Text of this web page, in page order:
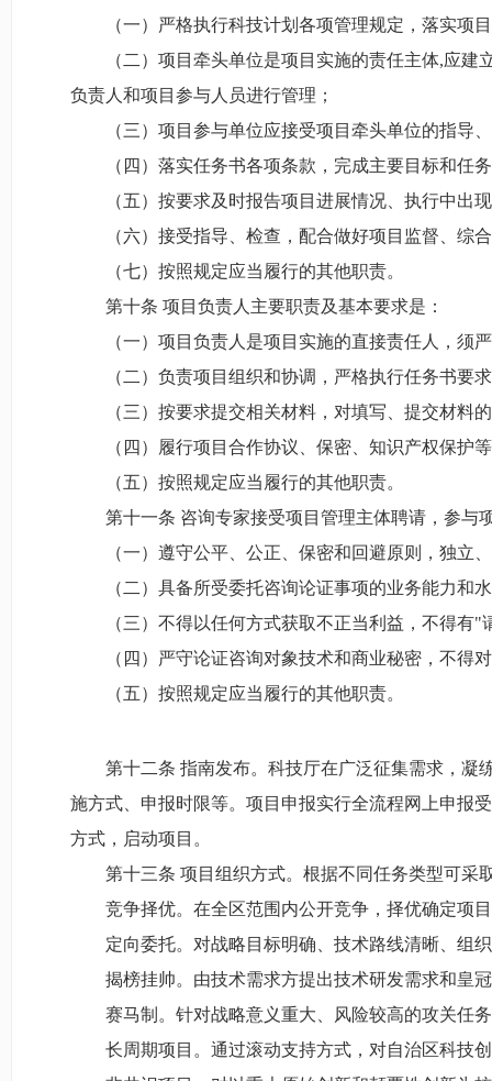
（一）严格执行科技计划各项管理规定，落实项
（二）项目牵头单位是项目实施的责任主体,应
负责人和项目参与人员进行管理；
（三）项目参与单位应接受项目牵头单位的指导
（四）落实任务书各项条款，完成主要目标和任
（五）按要求及时报告项目进展情况、执行中出
（六）接受指导、检查，配合做好项目监督、综
（七）按照规定应当履行的其他职责。
第十条 项目负责人主要职责及基本要求是：
（一）项目负责人是项目实施的直接责任人，须
（二）负责项目组织和协调，严格执行任务书要
（三）按要求提交相关材料，对填写、提交材料
（四）履行项目合作协议、保密、知识产权保护
（五）按照规定应当履行的其他职责。
第十一条 咨询专家接受项目管理主体聘请，参与
（一）遵守公平、公正、保密和回避原则，独立
（二）具备所受委托咨询论证事项的业务能力和
（三）不得以任何方式获取不正当利益，不得有"
（四）严守论证咨询对象技术和商业秘密，不得
（五）按照规定应当履行的其他职责。
第十二条 指南发布。科技厅在广泛征集需求，凝
施方式、申报时限等。项目申报实行全流程网上申报
方式，启动项目。
第十三条 项目组织方式。根据不同任务类型可采
竞争择优。在全区范围内公开竞争，择优确定项
定向委托。对战略目标明确、技术路线清晰、组
揭榜挂帅。由技术需求方提出技术研发需求和皇
赛马制。针对战略意义重大、风险较高的攻关任
长周期项目。通过滚动支持方式，对自治区科技